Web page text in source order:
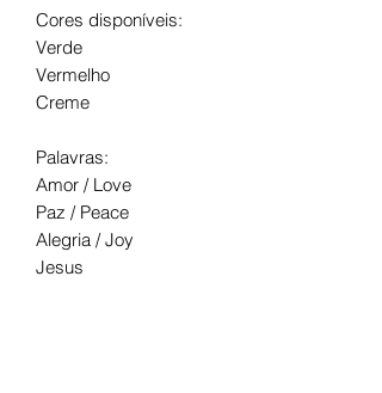
Cores disponíveis:
Verde
Vermelho
Creme
Palavras:
Amor / Love
Paz / Peace
Alegria / Joy
Jesus